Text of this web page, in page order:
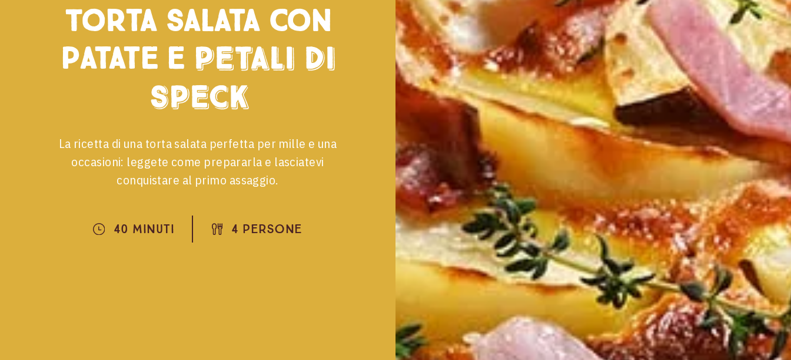
Torta salata con
patate e petali di
speck
La ricetta di una torta salata perfetta per mille e una
occasioni: leggete come prepararla e lasciatevi
conquistare al primo assaggio.
40 Minuti 4 Persone